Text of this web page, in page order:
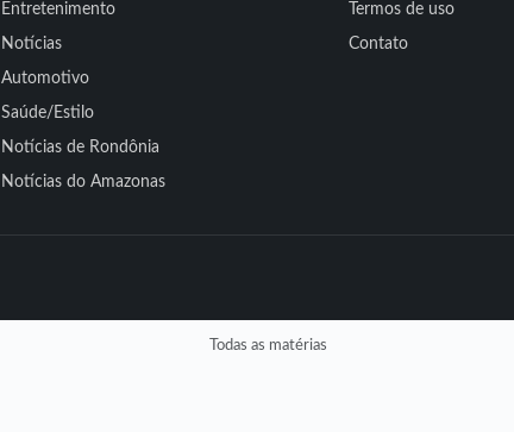
Entretenimento
Notícias
Automotivo
Saúde/Estilo
Notícias de Rondônia
Notícias do Amazonas
Termos de uso
Contato
Todas as matérias